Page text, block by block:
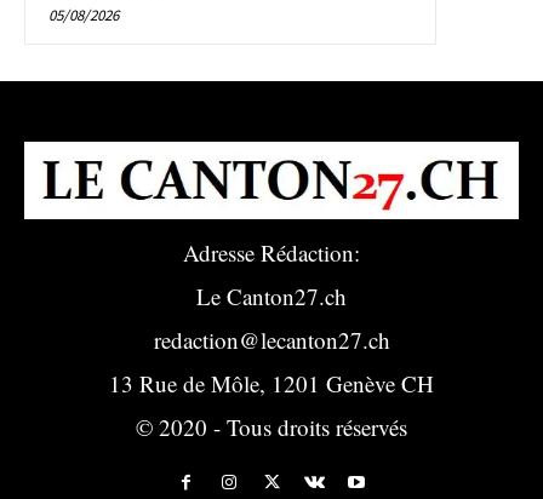
05/08/2026
Adresse Rédaction:
Le Canton27.ch
redaction@lecanton27.ch
13 Rue de Môle, 1201 Genève CH
© 2020 - Tous droits réservés